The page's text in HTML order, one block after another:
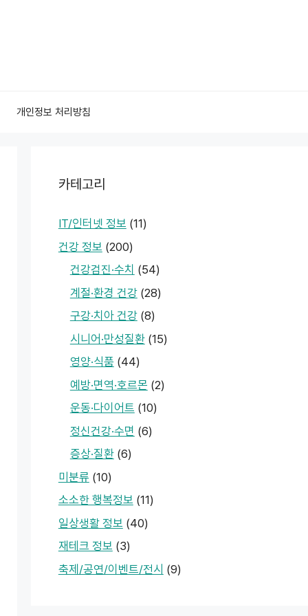
개인정보 처리방침
카테고리
IT/인터넷 정보 (11)
건강 정보 (200)
건강검진·수치 (54)
계절·환경 건강(28)
구강·치아 건강(8)
시니어·만성질환(15)
영양·식품 (44)
예방·면역·호르몬 (2)
운동·다이어트 (10)
정신건강·수면 (6)
증상·질환(6)
미분류 (10)
소소한 행복정보 (11)
일상생활 정보 (40)
재테크 정보 (3)
축제/공연/이벤트/전시 (9)